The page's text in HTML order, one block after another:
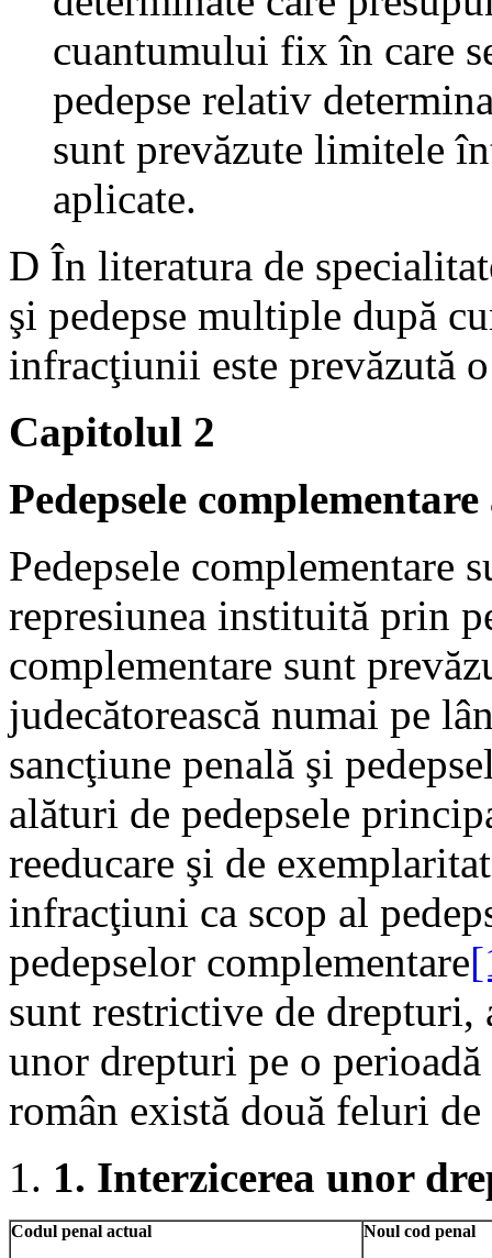
cuantumului fix în care
pedepse relativ
sunt prevăzute limitele
aplicate.
D În literatura de
şi pedepse multiple după
infracţiunii este prevăzută
Capitolul 2
Pedepsele
Pedepsele complementare
represiunea instituită prin
complementare sunt
judecătorească numai pe
sancţiune penală şi
alături de pedepsele
reeducare şi de
infracţiuni ca scop al
pedepselor complementare
sunt restrictive de drepturi,
unor drepturi pe o perioadă
român există două feluri de
1. Interzicerea unor
Codul penal actual
Noul cod penal